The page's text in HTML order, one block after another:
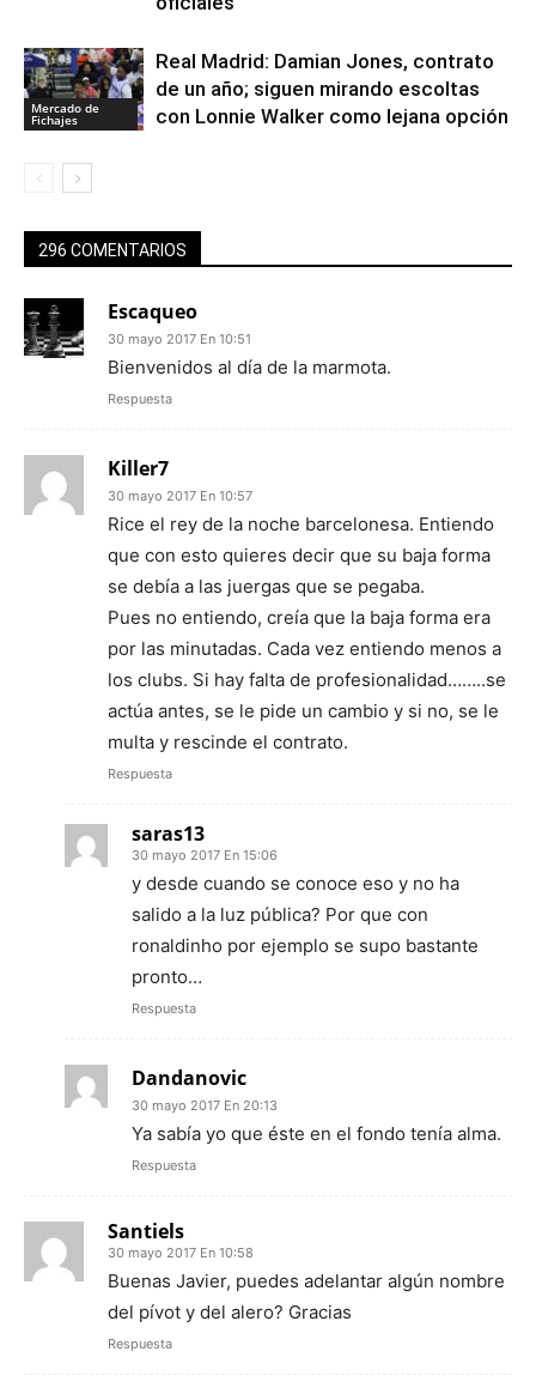
Mercado de
Fichajes
Real Madrid: Damian Jones, contrato
de un año; siguen mirando escoltas
con Lonnie Walker como lejana opción
296 COMENTARIOS
Escaqueo
30 mayo 2017 En 10:51
Bienvenidos al día de la marmota.
Respuesta
Killer7
30 mayo 2017 En 10:57
Rice el rey de la noche barcelonesa. Entiendo
que con esto quieres decir que su baja forma
se debía a las juergas que se pegaba.
Pues no entiendo, creía que la baja forma era
por las minutadas. Cada vez entiendo menos a
los clubs. Si hay falta de profesionalidad……..se
actúa antes, se le pide un cambio y si no, se le
multa y rescinde el contrato.
Respuesta
saras13
30 mayo 2017 En 15:06
y desde cuando se conoce eso y no ha
salido a la luz pública? Por que con
ronaldinho por ejemplo se supo bastante
pronto…
Respuesta
Dandanovic
30 mayo 2017 En 20:13
Ya sabía yo que éste en el fondo tenía alma.
Respuesta
Santiels
30 mayo 2017 En 10:58
Buenas Javier, puedes adelantar algún nombre
del pívot y del alero? Gracias
Respuesta